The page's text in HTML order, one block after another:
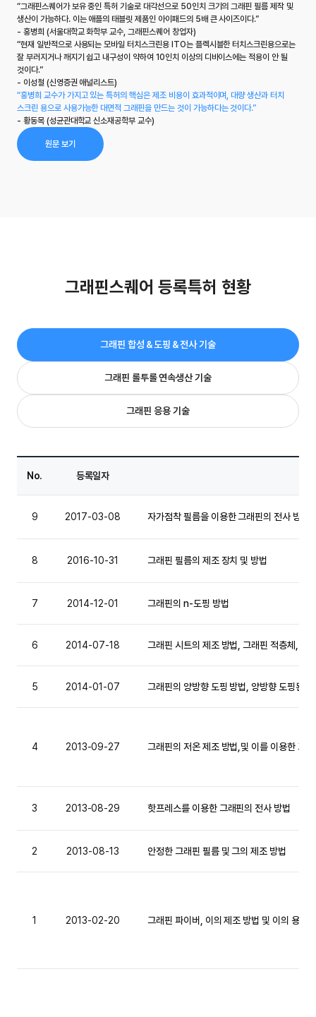
“그래핀스퀘어가 보유 중인 특허 기술로 대각선으로 50인치 크기의 그래핀 필름 제작 및
생산이 가능하다. 이는 애플의 태블릿 제품인 아이패드의 5배 큰 사이즈이다.”
- 홍병희 (서울대학교 화학부 교수, 그래핀스퀘어 창업자)
“현재 일반적으로 사용되는 모바일 터치스크린용 ITO는 플렉시블한 터치스크린용으로는
잘 부러지거나 깨지기 쉽고 내구성이 약하여 10인치 이상의 디바이스에는 적용이 안 될
것이다.”
- 이성철 (신영증권 애널리스트)
“홍병희 교수가 가지고 있는 특허의 핵심은 제조 비용이 효과적이며, 대량 생산과 터치
스크린 용으로 사용가능한 대면적 그래핀을 만드는 것이 가능하다는 것이다.”
- 황동목 (성균관대학교 신소재공학부 교수)
원문 보기
그래핀스퀘 어 등록특허 현황
그래핀 합성＆도핑＆전사 기술
그래핀 롤투롤 연속생산 기술
그래핀 응용 기술
No. 등록일자
9 2017-03-08 자가점착 필름을 이용한 그래핀의 전사 방법
8 2016-10-31 그래핀 필름의 제조 장치 및 방법
7 2014-12-01 그래핀의 n-도핑 방법
6 2014-07-18 그래핀 시트의 제조 방법, 그래핀 적층체, 변
5 2014-01-07 그래핀의 양방향 도핑 방법, 양방향 도핑된
4 2013-09-27 그래핀의 저온 제조 방법,및 이를 이용한 그
3 2013-08-29 핫프레스를 이용한 그래핀의 전사 방법
2 2013-08-13 안정한 그래핀 필름 및 그의 제조 방법
1 2013-02-20 그래핀 파이버, 이의 제조 방법 및 이의 용도